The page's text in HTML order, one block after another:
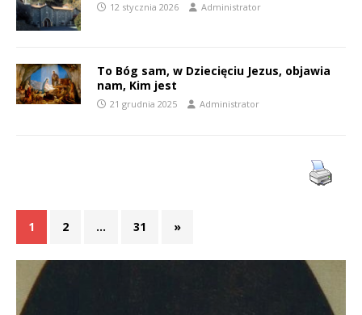
12 stycznia 2026 Administrator
To Bóg sam, w Dziecięciu Jezus, objawia
nam, Kim jest
21 grudnia 2025 Administrator
1 2 … 31 »